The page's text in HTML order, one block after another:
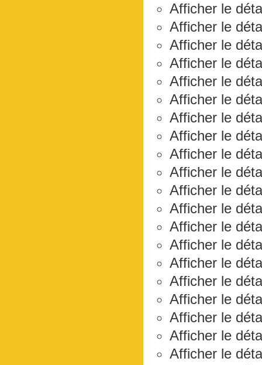
Afficher le
Afficher le
Afficher le
Afficher le
Afficher le
Afficher le
Afficher le
Afficher le
Afficher le
Afficher le
Afficher le
Afficher le
Afficher le
Afficher le
Afficher le
Afficher le
Afficher le
Afficher le
Afficher le
Afficher le